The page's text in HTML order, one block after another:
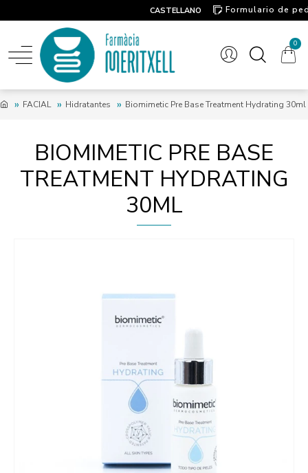
CASTELLANO
Formulario de
0
FACIAL Hidratantes Biomimetic Pre Base Treatment Hydrating 30ml
BIOMIMETIC PRE BASE
TREATMENT HYDRATING
30ML